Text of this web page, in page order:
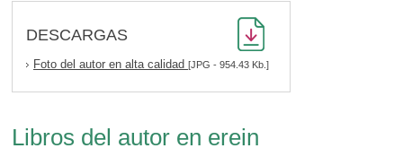
DESCARGAS
Foto del autor en alta calidad [JPG - 954.43 Kb.]
Libros del autor en erein